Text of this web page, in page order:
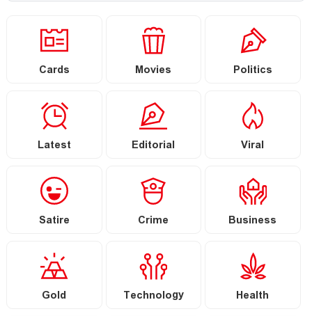
Cards Movies Politics
Latest Editorial Viral
Satire Crime Business
Gold Technology Health